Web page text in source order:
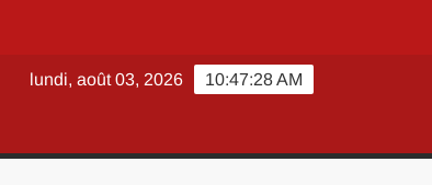
10:47:29 AM
lundi, août 03, 2026